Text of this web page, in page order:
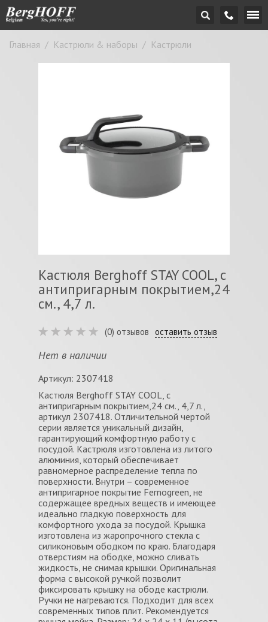
Главная / Кастрюли & наборы / Кастрюли
Кастюля Berghoff STAY COOL, с
антипригарным покрытием,24
см., 4,7 л.
(0) отзывов оставить отзыв
Нет в наличии
Артикул: 2307418
Кастюля Berghoff STAY COOL, с
антипригарным покрытием,24 см., 4,7 л.,
артикул 2307418. Отличительной чертой
серии является уникальный дизайн,
гарантирующий комфортную работу с
посудой. Кастрюля изготовлена из литого
алюминия, который обеспечивает
равномерное распределение тепла по
поверхности. Внутри – современное
антипригарное покрытие Fernogreen, не
содержащее вредных веществ и имеющее
идеально гладкую поверхность для
комфортного ухода за посудой. Крышка
изготовлена из жаропрочного стекла с
силиконовым ободком по краю. Благодаря
отверстиям на ободке, можно сливать
жидкость, не снимая крышки. Оригинальная
форма с высокой ручкой позволит
фиксировать крышку на ободе кастрюли.
Ручки не нагреваются. Подходит для всех
современных типов плит. Рекомендуется